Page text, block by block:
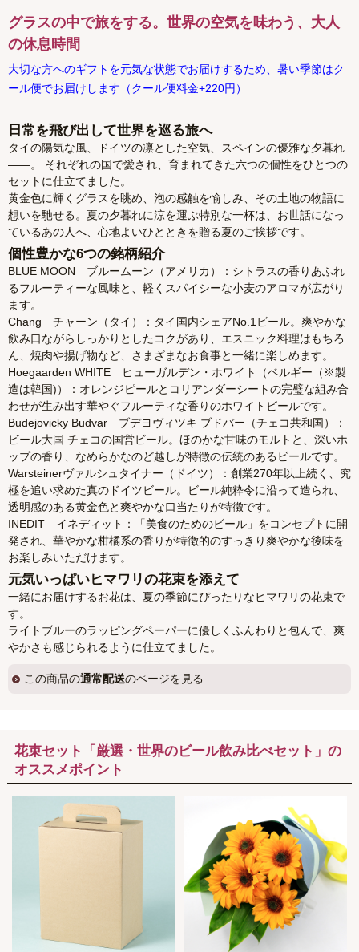
グラスの中で旅をする。世界の空気を味わう、大人
の休息時間
大切な方へのギフトを元気な状態でお届けするため、暑い季節はク
ール便でお届けします（クール便料金+220円）
日常を飛び出して世界を巡る旅へ
タイの陽気な風、ドイツの凛とした空気、スペインの優雅な夕暮れ
――。 それぞれの国で愛され、育まれてきた六つの個性をひとつの
セットに仕立てました。
黄金色に輝くグラスを眺め、泡の感触を愉しみ、その土地の物語に
想いを馳せる。夏の夕暮れに涼を運ぶ特別な一杯は、お世話になっ
ているあの人へ、心地よいひとときを贈る夏のご挨拶です。
個性豊かな6つの銘柄紹介
BLUE MOON ブルームーン（アメリカ）：シトラスの香りあふれ
るフルーティーな風味と、軽くスパイシーな小麦のアロマが広がり
ます。
Chang チャーン（タイ）：タイ国内シェアNo.1ビール。爽やかな
飲み口ながらしっかりとしたコクがあり、エスニック料理はもちろ
ん、焼肉や揚げ物など、さまざまなお食事と一緒に楽しめます。
Hoegaarden WHITE ヒューガルデン・ホワイト（ベルギー（※製
造は韓国)）：オレンジピールとコリアンダーシートの完璧な組み合
わせが生み出す華やぐフルーティな香りのホワイトビールです。
Budejovicky Budvar ブデヨヴィツキ ブドバー（チェコ共和国）：
ビール大国 チェコの国営ビール。ほのかな甘味のモルトと、深いホ
ップの香り、なめらかなのど越しが特徴の伝統のあるビールです。
Warsteinerヴァルシュタイナー（ドイツ）：創業270年以上続く、究
極を追い求めた真のドイツビール。ビール純粋令に沿って造られ、
透明感のある黄金色と爽やかな口当たりが特徴です。
INEDIT イネディット：「美食のためのビール」をコンセプトに開
発され、華やかな柑橘系の香りが特徴的のすっきり爽やかな後味を
お楽しみいただけます。
元気いっぱいヒマワリの花束を添えて
一緒にお届けするお花は、夏の季節にぴったりなヒマワリの花束で
す。
ライトブルーのラッピングペーパーに優しくふんわりと包んで、爽
やかさも感じられるように仕立てました。
この商品の通常配送のページを見る
花束セット「厳選・世界のビール飲み比べセット」の
オススメポイント